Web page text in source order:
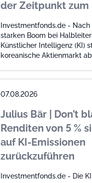
der Zeitpunkt zum
Investmentfonds.de - Nach
starken Boom bei
Künstlicher Intelligenz (KI)
koreanische Aktienmarkt
07.08.2026
Julius Bär | Don’t
Renditen von 5 %
auf KI-Emissionen
zurückzuführen
Investmentfonds.de - Die